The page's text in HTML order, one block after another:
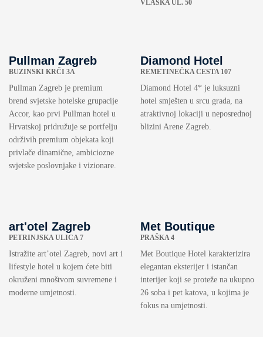
VLAŠKA UL. 50
Pullman Zagreb
BUZINSKI KRČI 3A
Pullman Zagreb je premium
brend svjetske hotelske grupacije
Accor, kao prvi Pullman hotel u
Hrvatskoj pridružuje se portfelju
održivih premium objekata koji
privlače dinamične, ambiciozne
svjetske poslovnjake i vizionare.
Diamond Hotel
REMETINEČKA CESTA 107
Diamond Hotel 4* je luksuzni
hotel smješten u srcu grada, na
atraktivnoj lokaciji u neposrednoj
blizini Arene Zagreb.
art'otel Zagreb
PETRINJSKA ULICA 7
Istražite art’otel Zagreb, novi art i
lifestyle hotel u kojem ćete biti
okruženi mnoštvom suvremene i
moderne umjetnosti.
Met Boutique
PRAŠKA 4
Met Boutique Hotel karakterizira
elegantan eksterijer i istančan
interijer koji se proteže na ukupno
26 soba i pet katova, u kojima je
fokus na umjetnosti.